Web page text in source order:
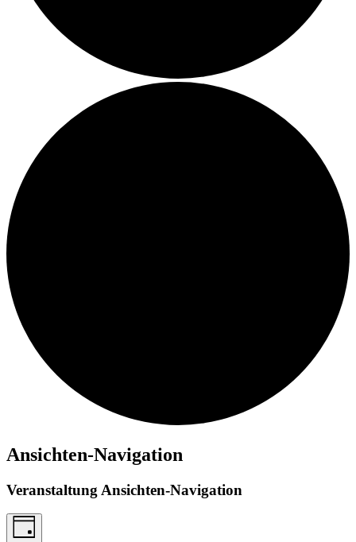
Ansichten-Navigation
Veranstaltung Ansichten-Navigation